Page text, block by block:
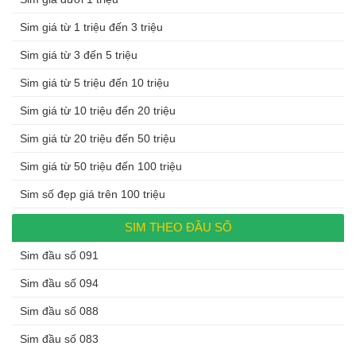
Sim giá từ 1 triệu đến 3 triệu
Sim giá từ 3 đến 5 triệu
Sim giá từ 5 triệu đến 10 triệu
Sim giá từ 10 triệu đến 20 triệu
Sim giá từ 20 triệu đến 50 triệu
Sim giá từ 50 triệu đến 100 triệu
Sim số đẹp giá trên 100 triệu
SIM THEO ĐẦU SỐ
Sim đầu số 091
Sim đầu số 094
Sim đầu số 088
Sim đầu số 083